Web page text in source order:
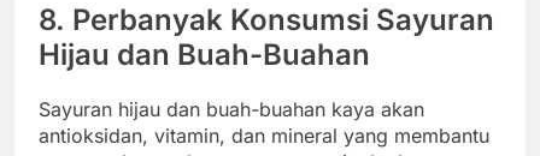
8. Perbanyak Konsumsi Sayuran
Hijau dan Buah-Buahan
Sayuran hijau dan buah-buahan kaya akan
antioksidan, vitamin, dan mineral yang membantu